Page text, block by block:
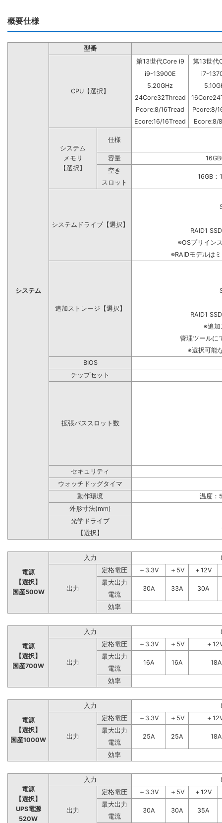
概要仕様
システム
型番
CPU【選択】
第13世代Core i9
第13世代
i9-13900E
i7-
5.20GHz
24Core32Thread
Pcore:8/16Tread
Pcore:8/
Ecore:16/16Tread
Ecore:8/
システム
メモリ
【選択】
仕様
容量
空き
16GB
スロット
システムドライブ【選択】
RAID1
※OSプリイン
※RAIDモデルは
追加ストレージ【選択】
RAID1
※追加
管理ツールに
※選択可能
BIOS
チップセット
拡張バススロット数
セキュリティ
ウォッチドッグタイマ
動作環境
温度：
外形寸法(mm)
光学ドライブ
【選択】
電源
【選択】
国産500W
入力
出力
定格電圧 ＋3.3V ＋5V
＋12V
最大出力
30A
33A
30A
電流
効率
電源
【選択】
国産700W
入力
出力
定格電圧 ＋3.3V ＋5V
＋
最大出力
16A
16A
18A
電流
効率
電源
【選択】
国産1000W
入力
出力
定格電圧 ＋3.3V ＋5V
＋
最大出力
25A
25A
18A
電流
効率
電源
【選択】
UPS電源
520W
入力
出力
定格電圧 ＋3.3V ＋5V
＋12V
最大出力
30A
30A
35A
電流